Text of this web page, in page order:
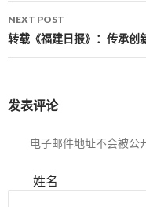
NEXT POST
转载《福建日报》：传承创
发表评论
电子邮件地址不会被公
姓名